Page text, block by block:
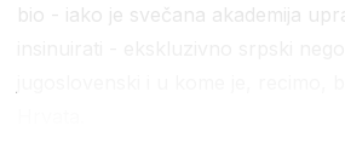
bio - iako je svečana akademija